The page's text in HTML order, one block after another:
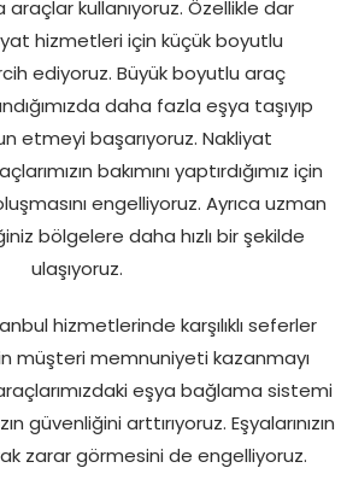
araçlar kullanıyoruz. Özellikle dar
hizmetleri için küçük boyutlu
ediyoruz. Büyük boyutlu araç
daha fazla eşya taşıyıp
etmeyi başarıyoruz. Nakliyat
bakımını yaptırdığımız için
engelliyoruz. Ayrıca uzman
bölgelere daha hızlı bir şekilde
ulaşıyoruz.
hizmetlerinde karşılıklı seferler
müşteri memnuniyeti kazanmayı
eşya bağlama sistemi
güvenliğini arttırıyoruz. Eşyalarınızın
zarar görmesini de engelliyoruz.